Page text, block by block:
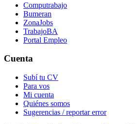
Computrabajo
Bumeran
ZonaJobs
TrabajoBA
Portal Empleo
Cuenta
Subí tu CV
Para vos
Mi cuenta
Quiénes somos
Sugerencias / reportar error